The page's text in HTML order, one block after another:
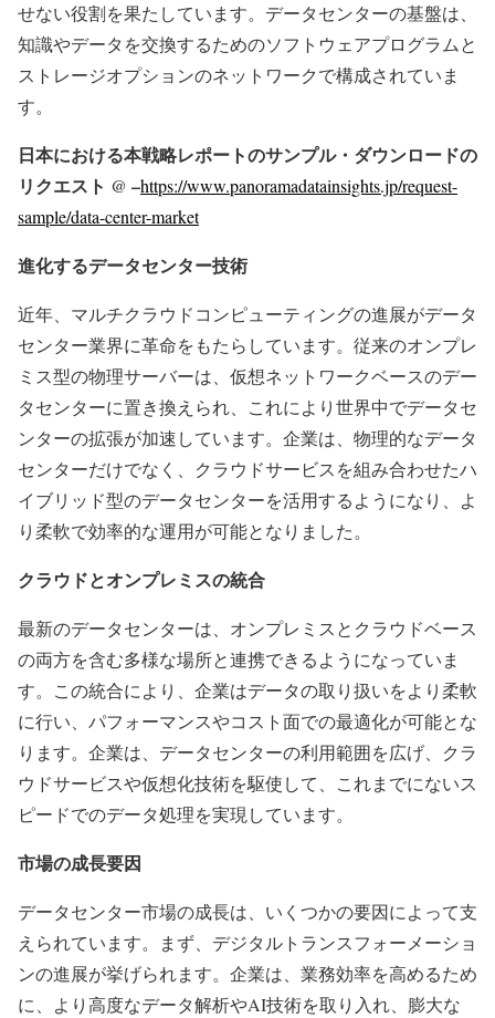
せない役割を果たしています。データセンターの基盤は、
知識やデータを交換するためのソフトウェアプログラムと
ストレージオプションのネットワークで構成されていま
す。
日本における本戦略レポートのサンプル・ダウンロードの
リクエスト @ –https://www.panoramadatainsights.jp/request-
sample/data-center-market
進化するデータセンター技術
近年、マルチクラウドコンピューティングの進展がデータ
センター業界に革命をもたらしています。従来のオンプレ
ミス型の物理サーバーは、仮想ネットワークベースのデー
タセンターに置き換えられ、これにより世界中でデータセ
ンターの拡張が加速しています。企業は、物理的なデータ
センターだけでなく、クラウドサービスを組み合わせたハ
イブリッド型のデータセンターを活用するようになり、よ
り柔軟で効率的な運用が可能となりました。
クラウドとオンプレミスの統合
最新のデータセンターは、オンプレミスとクラウドベース
の両方を含む多様な場所と連携できるようになっていま
す。この統合により、企業はデータの取り扱いをより柔軟
に行い、パフォーマンスやコスト面での最適化が可能とな
ります。企業は、データセンターの利用範囲を広げ、クラ
ウドサービスや仮想化技術を駆使して、これまでにないス
ピードでのデータ処理を実現しています。
市場の成長要因
データセンター市場の成長は、いくつかの要因によって支
えられています。まず、デジタルトランスフォーメーショ
ンの進展が挙げられます。企業は、業務効率を高めるため
に、より高度なデータ解析やAI技術を取り入れ、膨大な